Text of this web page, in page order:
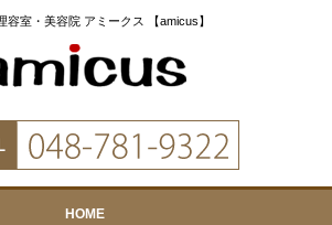
容室・美容院 アミークス 【amicus】
HOME